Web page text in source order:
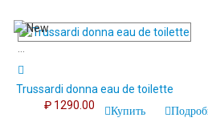
...
Trussardi donna eau de toilette
₽ 1290.00
Купить